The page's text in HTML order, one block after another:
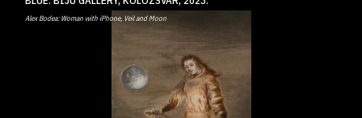
Alex Bodea: Woman with iPhone, Veil and Moon